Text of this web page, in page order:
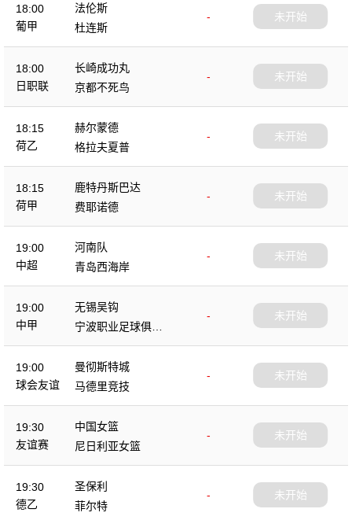
18:00
葡甲
法伦斯
-
杜连斯
未开始
18:00
日职联
长崎成功丸
-
京都不死鸟
未开始
18:15
荷乙
赫尔蒙德
-
格拉夫夏普
未开始
18:15
荷甲
鹿特丹斯巴达
-
费耶诺德
未开始
19:00
中超
河南队
-
青岛西海岸
未开始
19:00
中甲
无锡吴钩
-
宁波职业足球俱乐
部
未开始
19:00
球会友谊
曼彻斯特城
-
马德里竞技
未开始
19:30
友谊赛
中国女篮
-
尼日利亚女篮
未开始
19:30
德乙
圣保利
-
菲尔特
未开始